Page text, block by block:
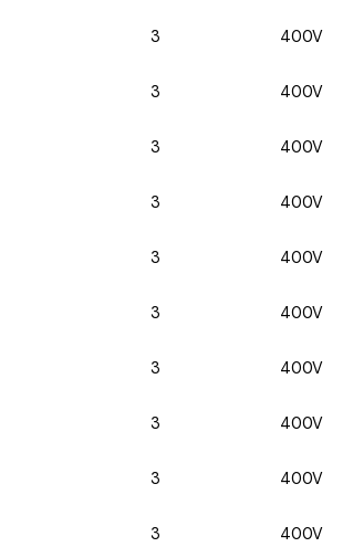
3 400V
3 400V
3 400V
3 400V
3 400V
3 400V
3 400V
3 400V
3 400V
3 400V